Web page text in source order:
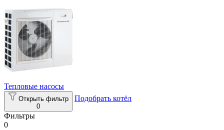
Тепловые насосы
Открыть фильтр
0
Подобрать котёл
Фильтры
0